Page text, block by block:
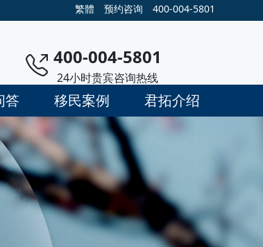
繁體 预约咨询 400-004-5801
400-004-5801
24小时贵宾咨询热线
答 移民案例 君拓介绍